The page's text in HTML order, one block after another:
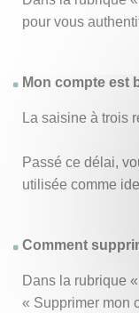
pour vous
Mon compte est
La saisine à trois
Passé ce délai,
utilisée comme
Comment
Dans la rubrique
« Supprimer mon